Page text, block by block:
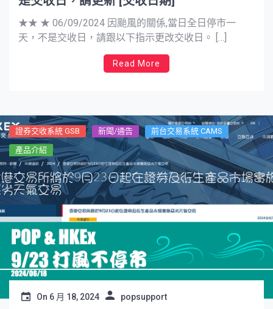
★★ ★ 06/09/2024 因颱風的關係,當日全日停市一
天，不是交收日，請跟以下指示更改交收日。 […]
Read More
證券交收系統 GSB 新聞/通告 前台交易系統 CAMS
產品介紹
On 6 月 18, 2024 popsupport